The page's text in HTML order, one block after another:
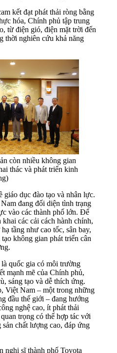
kết đạt phát thải ròng bằng
hóa, Chính phủ tập trung
từ điện gió, điện mặt trời đến
thời nghiên cứu khả năng
còn nhiều không gian
thác và phát triển kinh
giáo dục đào tạo và nhân lực.
đang đối diện tình trạng
vào các thành phố lớn. Để
các cải cách hành chính,
tầng như cao tốc, sân bay,
không gian phát triển cân
quốc gia có môi trường
mạnh mẽ của Chính phủ,
sáng tạo và dễ thích ứng.
Việt Nam – một trong những
đầu thế giới – đang hướng
nghệ cao, ít phát thải
trọng có thể hợp tác với
chất lượng cao, đáp ứng
nghị sĩ thành phố Toyota